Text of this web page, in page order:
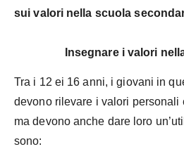
sui valori nella scuola
Insegnare i valori
Tra i 12 ei 16 anni, i giovani in
devono rilevare i valori personali
ma devono anche dare loro
sono: